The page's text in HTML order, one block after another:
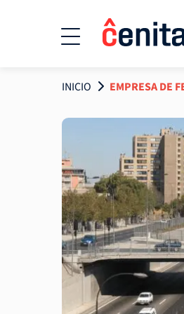
INICIO EMPRESA DE